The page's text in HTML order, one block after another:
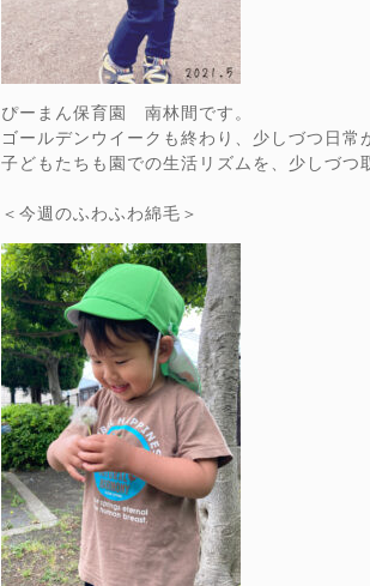
ぴーまん保育園 南林間です。
ゴールデンウイークも終わり、少しづつ日常
子どもたちも園での生活リズムを、少しづつ
＜今週のふわふわ綿毛＞